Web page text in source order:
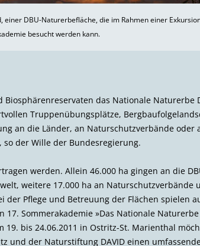
einer DBU-Naturerbefläche, die im Rahmen einer
besucht werden kann.
das Nationale Naturerbe
Truppen­übungsplätze,
an die Länder, an Naturschutzverbände oder
der Wille der Bundesregierung.
werden. Allein 46.000 ha gingen an die
weitere 17.000 ha an Naturschutz­verbände
der Pflege und Betreuung der Flächen spielen
Sommerakademie »Das Nationale
bis 24.06.2011 in Ostritz-St. Marienthal
und der Naturstiftung DAVID einen